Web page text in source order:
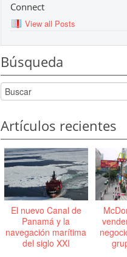
Connect
View all Posts
Búsqueda
Artículos recientes
El nuevo Canal de
Panamá y la
navegación marítima
del siglo XXI